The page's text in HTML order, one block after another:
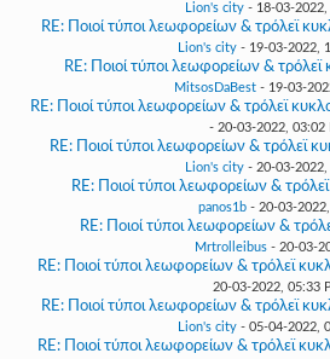
Lion's city - 18-03-2022,
RE: Ποιοί τύποι λεωφορείων & τρόλεϊ
Lion's city- 19-03-2022,
RE: Ποιοί τύποι λεωφορείων &
MitsosDaBest- 19-03-
RE: Ποιοί τύποι λεωφορείων & τρόλεϊ
- 20-03-2022, 03:02
RE: Ποιοί τύποι λεωφορείων & τρόλεϊ
Lion's city - 20-03-2022,
RE: Ποιοί τύποι λεωφορείων &
panos1b - 20-03-
RE: Ποιοί τύποι λεωφορείων &
Mrtrolleibus- 20-03-
RE: Ποιοί τύποι λεωφορείων & τρόλεϊ
20-03-2022, 05:33
RE: Ποιοί τύποι λεωφορείων & τρόλεϊ
Lion's city- 05-04-2022,
RE: Ποιοί τύποι λεωφορείων & τρόλεϊ